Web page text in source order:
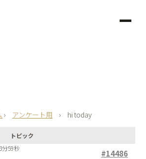
› アンケート用 › hi today
トピック
分59秒
#14486